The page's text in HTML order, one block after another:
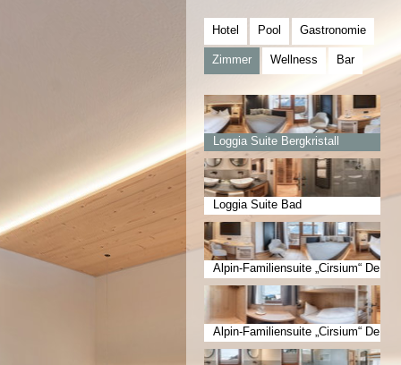
Hotel Pool Gastronomie
Zimmer Wellness Bar
Loggia Suite Bergkristall
Loggia Suite Bad
Alpin-Familiensuite „Cirsium“ De
luxe Erwachsenenzimmer
Alpin-Familiensuite „Cirsium“ De
luxe Kinderzimmer